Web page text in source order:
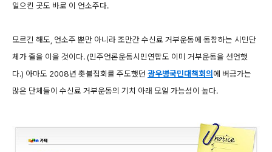
일으킨 곳도 바로 이 언소주다.
모르긴 해도, 언소주 뿐만 아니라 조만간 수신료 거부운동에 동참하는 시민단
체가 줄을 이을 것이다. (민주언론운동시민연합도 이미 거부운동을 선언했
다.) 아마도 2008년 촛불집회를 주도했던 광우병국민대책회의 에 버금가는
많은 단체들이 수신료 거부운동의 기치 아래 모일 가능성이 높다.